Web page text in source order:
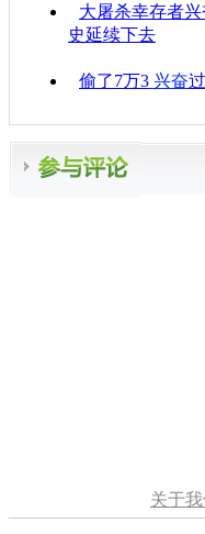
大屠杀幸存者
史延续下去
偷了7万3 兴奋
关于